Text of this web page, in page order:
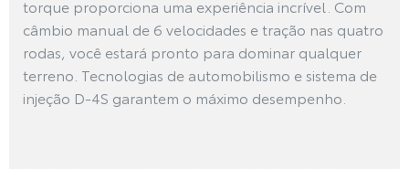
torque proporciona uma experiência incrível. Com
câmbio manual de 6 velocidades e tração nas quatro
rodas, você estará pronto para dominar qualquer
terreno. Tecnologias de automobilismo e sistema de
injeção D-4S garantem o máximo desempenho.